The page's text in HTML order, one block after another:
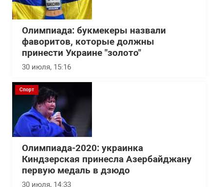
Олимпиада: букмекеры назвали
фаворитов, которые должны
принести Украине "золото"
30 июля, 15:16
Спорт
Олимпиада-2020: украинка
Киндзерская принесла Азербайджану
первую медаль в дзюдо
30 июля, 14:33